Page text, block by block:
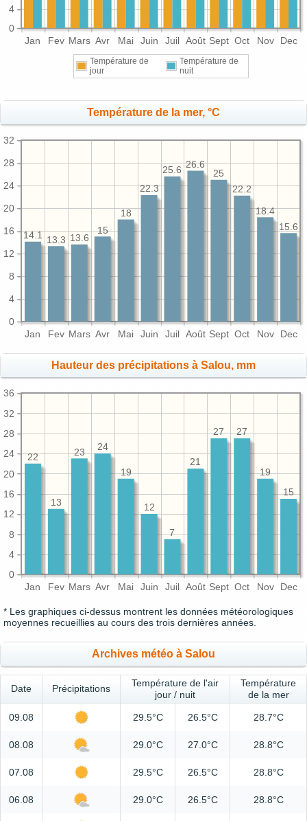
Jan Fev Mars Avr Mai Juin Juil Août Sept Oct Nov Dec
0
4
Température de
jour
Température de
nuit
Température de la mer, °C
Jan Fev Mars Avr Mai Juin Juil Août Sept Oct Nov Dec
0
4
8
12
16
20
24
28
32
15.6
18.4
22.2
25
26.6
25.6
22.3
18
15
13.6
13.3
14.1
Hauteur des précipitations à Salou, mm
Jan Fev Mars Avr Mai Juin Juil Août Sept Oct Nov Dec
0
4
8
12
16
20
24
28
32
36
15
19
27
27
21
7
12
19
24
23
13
22
* Les graphiques ci-dessus montrent les données météorologiques
moyennes recueillies au cours des trois dernières années.
Archives météo à Salou
Date Précipitations
Température de l'air
jour / nuit
Température
de la mer
09.08 29.5°C 26.5°C 28.7°C
08.08 29.0°C 27.0°C 28.8°C
07.08 29.5°C 26.5°C 28.8°C
06.08 29.0°C 26.5°C 28.8°C